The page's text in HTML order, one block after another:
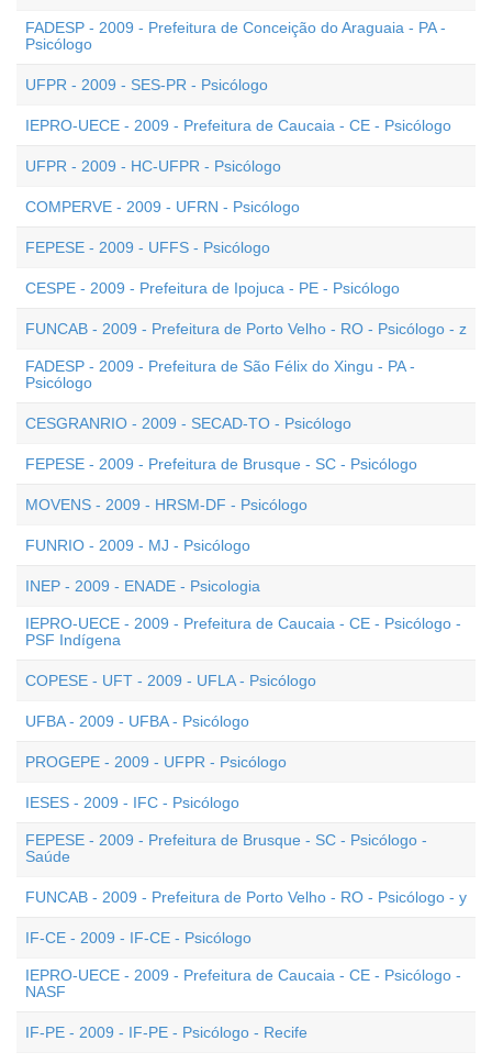
FADESP - 2009 - Prefeitura de Conceição do Araguaia - PA -
Psicólogo
UFPR - 2009 - SES-PR - Psicólogo
IEPRO-UECE - 2009 - Prefeitura de Caucaia - CE - Psicólogo
UFPR - 2009 - HC-UFPR - Psicólogo
COMPERVE - 2009 - UFRN - Psicólogo
FEPESE - 2009 - UFFS - Psicólogo
CESPE - 2009 - Prefeitura de Ipojuca - PE - Psicólogo
FUNCAB - 2009 - Prefeitura de Porto Velho - RO - Psicólogo - z
FADESP - 2009 - Prefeitura de São Félix do Xingu - PA -
Psicólogo
CESGRANRIO - 2009 - SECAD-TO - Psicólogo
FEPESE - 2009 - Prefeitura de Brusque - SC - Psicólogo
MOVENS - 2009 - HRSM-DF - Psicólogo
FUNRIO - 2009 - MJ - Psicólogo
INEP - 2009 - ENADE - Psicologia
IEPRO-UECE - 2009 - Prefeitura de Caucaia - CE - Psicólogo -
PSF Indígena
COPESE - UFT - 2009 - UFLA - Psicólogo
UFBA - 2009 - UFBA - Psicólogo
PROGEPE - 2009 - UFPR - Psicólogo
IESES - 2009 - IFC - Psicólogo
FEPESE - 2009 - Prefeitura de Brusque - SC - Psicólogo -
Saúde
FUNCAB - 2009 - Prefeitura de Porto Velho - RO - Psicólogo - y
IF-CE - 2009 - IF-CE - Psicólogo
IEPRO-UECE - 2009 - Prefeitura de Caucaia - CE - Psicólogo -
NASF
IF-PE - 2009 - IF-PE - Psicólogo - Recife